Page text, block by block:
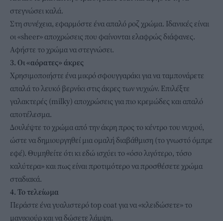
στεγνώσει καλά.
Στη συνέχεια, εφαρμόστε ένα απαλό ροζ χρώμα. Ιδανικές είναι
οι «sheer» αποχρώσεις που φαίνονται ελαφρώς διάφανες.
Αφήστε το χρώμα να στεγνώσει.
3. Οι «αόρατες» άκρες
Χρησιμοποιήστε ένα μικρό σφουγγαράκι για να ταμπονάρετε
απαλά το λευκό βερνίκι στις άκρες των νυχιών. Επιλέξτε
γαλακτερές (milky) αποχρώσεις για πιο κρεμώδες και απαλό
αποτέλεσμα.
Δουλέψτε το χρώμα από την άκρη προς το κέντρο του νυχιού,
ώστε να δημιουργηθεί μια ομαλή διαβάθμιση (το γνωστό όμπρε
εφέ). Θυμηθείτε ότι κι εδώ ισχύει το «όσο λιγότερο, τόσο
καλύτερα» και πως είναι προτιμότερο να προσθέσετε χρώμα
σταδιακά.
4. Το τελείωμα
Περάστε ένα γυαλιστερό top coat για να «κλειδώσετε» το
μανικιούρ και να δώσετε λάμψη.